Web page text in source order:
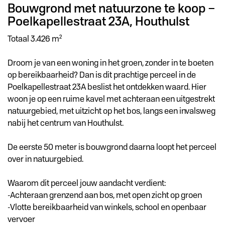
Omschrijving
Bouwgrond met natuurzone te koop –
Poelkapellestraat 23A, Houthulst
Totaal 3.426 m²
Droom je van een woning in het groen, zonder in te boeten
op bereikbaarheid? Dan is dit prachtige perceel in de
Poelkapellestraat 23A beslist het ontdekken waard. Hier
woon je op een ruime kavel met achteraan een uitgestrekt
natuurgebied, met uitzicht op het bos, langs een invalsweg
nabij het centrum van Houthulst.
De eerste 50 meter is bouwgrond daarna loopt het perceel
over in natuurgebied.
Waarom dit perceel jouw aandacht verdient:
-Achteraan grenzend aan bos, met open zicht op groen
-Vlotte bereikbaarheid van winkels, school en openbaar
vervoer